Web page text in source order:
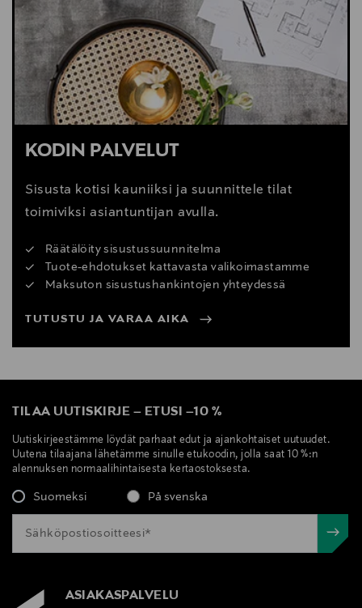
KODIN PALVELUT
Sisusta kotisi kauniiksi ja suunnittele tilat
toimiviksi asiantuntijan avulla.
Räätälöity sisustussuunnitelma
Tuote-ehdotukset kattavasta valikoimastamme
Maksuton sisustushankintojen yhteydessä
TUTUSTU JA VARAA AIKA
TILAA UUTISKIRJE – ETUSI –10 %
Uutiskirjeestämme löydät parhaat edut ja ajankohtaiset uutuudet.
Uutena tilaajana lähetämme sinulle etukoodin, jolla saat 10 %:n
alennuksen normaalihintaisesta kertaostoksesta.
Suomeksi På svenska
ASIAKASPALVELU